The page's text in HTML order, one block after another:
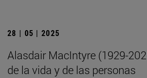
28 | 05 | 2025
Alasdair MacIntyre (1929-
de la vida y de las personas